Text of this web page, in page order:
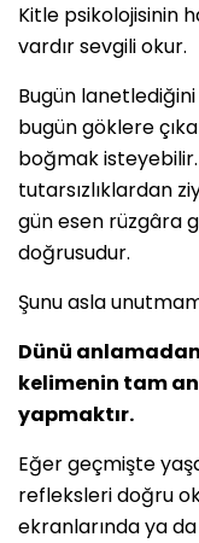
Kitle psikolojisinin
vardır sevgili okur.
Bugün
bugün göklere
boğmak
tutarsızlıklardan
gün esen rüzgâra
doğrusudur.
Şunu asla
Dünü
kelimenin tam
yapmaktır.
Eğer geçmişte
refleksleri doğru
ekranlarında ya